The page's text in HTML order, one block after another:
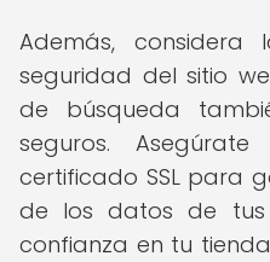
Además,
seguridad del sitio
de búsqueda
seguros.
certificado SSL para
de los datos de tus
confianza en tu